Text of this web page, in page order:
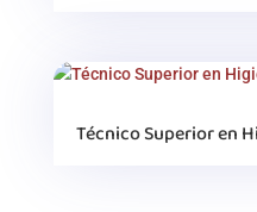
Técnico Superior en